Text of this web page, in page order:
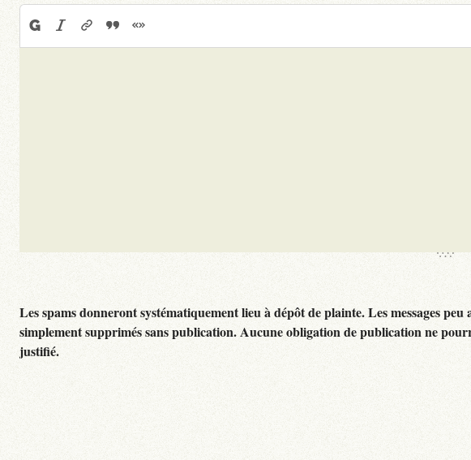
Les spams donneront systématiquement lieu à dépôt de plainte. Les messages
simplement supprimés sans publication. Aucune obligation de publication ne
justifié.